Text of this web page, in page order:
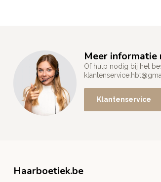
Meer informatie
Of hulp nodig bij het
Klantenservice
Haarboetiek.be